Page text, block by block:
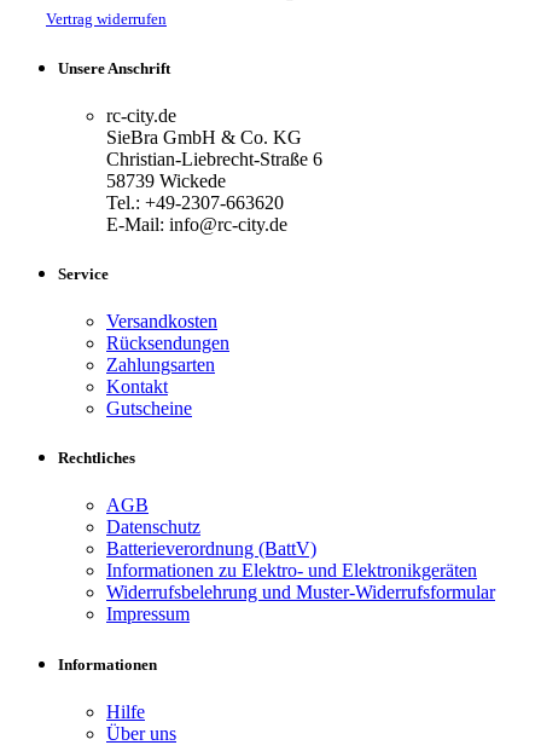
Vertrag widerrufen
Unsere Anschrift
rc-city.de
SieBra GmbH & Co. KG
Christian-Liebrecht-Straße 6
58739 Wickede
Tel.: +49-2307-663620
E-Mail: info@rc-city.de
Service
Versandkosten
Rücksendungen
Zahlungsarten
Kontakt
Gutscheine
Rechtliches
AGB
Datenschutz
Batterieverordnung (BattV)
Informationen zu Elektro- und Elektronikgeräten
Widerrufsbelehrung und Muster-Widerrufsformular
Impressum
Informationen
Hilfe
Über uns